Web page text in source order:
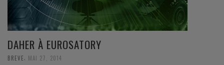
DAHER À EUROSATORY
BREVE, MAI 27, 2014